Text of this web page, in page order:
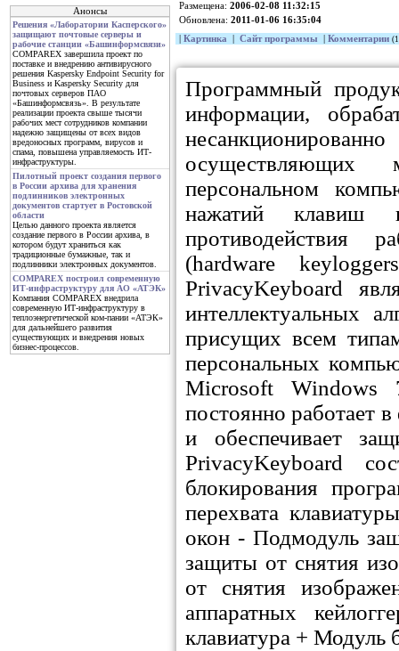
Анонсы
Решения «Лаборатории Касперского»
защищают почтовые серверы и
рабочие станции «Башинформсвязи»
COMPAREX завершила проект по
поставке и внедрению антивирусного
решения Kaspersky Endpoint Security for
Business и Kaspersky Security для
почтовых серверов ПАО
«Башинформсвязь». В результате
реализации проекта свыше тысячи
рабочих мест сотрудников компании
надежно защищены от всех видов
вредоносных программ, вирусов и
спама, повышена управляемость ИТ-
инфраструктуры.
Пилотный проект создания первого
в России архива для хранения
подлинников электронных
документов стартует в Ростовской
области
Целью данного проекта является
создание первого в России архива, в
котором будут храниться как
традиционные бумажные, так и
подлинники электронных документов.
COMPAREX построил современную
ИТ-инфраструктуру для АО «АТЭК»
Компания COMPAREX внедрила
современную ИТ-инфраструктуру в
теплоэнергетической ком-пании «АТЭК»
для дальнейшего развития
существующих и внедрения новых
бизнес-процессов.
Размещена: 2006-02-08 11:32:15
Обновлена: 2011-01-06 16:35:04
Картинка Сайт программы Комментарии
Программный
информации,
осуществляющих
персональном
нажатий клавиш
противодействия
(hardware
PrivacyKeyboard
интеллектуальных
присущих всем
персональных
Microsoft Windows
постоянно работает
и обеспечивает
PrivacyKeyboard
блокирования
перехвата
окон - Подмодуль
защиты от снятия
от снятия
аппаратных
клавиатура + Модуль